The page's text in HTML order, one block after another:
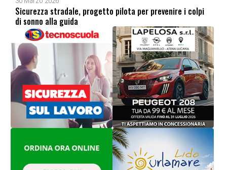
Sicurezza stradale, progetto pilota per prevenire i colpi
di sonno alla guida